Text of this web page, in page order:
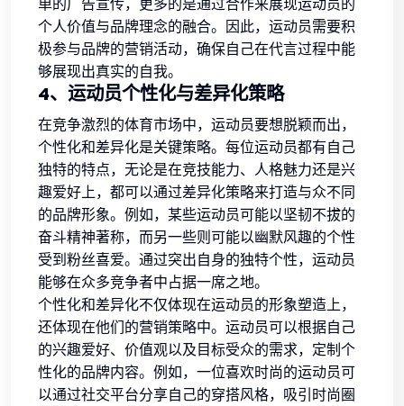
个人价值与品牌理念的融合。因此，运动员需要积
极参与品牌的营销活动，确保自己在代言过程中能
够展现出真实的自我。
4、运动员个性化与差异化策略
在竞争激烈的体育市场中，运动员要想脱颖而出，
个性化和差异化是关键策略。每位运动员都有自己
独特的特点，无论是在竞技能力、人格魅力还是兴
趣爱好上，都可以通过差异化策略来打造与众不同
的品牌形象。例如，某些运动员可能以坚韧不拔的
奋斗精神著称，而另一些则可能以幽默风趣的个性
受到粉丝喜爱。通过突出自身的独特个性，运动员
能够在众多竞争者中占据一席之地。
个性化和差异化不仅体现在运动员的形象塑造上，
还体现在他们的营销策略中。运动员可以根据自己
的兴趣爱好、价值观以及目标受众的需求，定制个
性化的品牌内容。例如，一位喜欢时尚的运动员可
以通过社交平台分享自己的穿搭风格，吸引时尚圈